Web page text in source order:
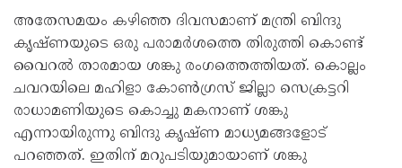
അതേസമയം കഴിഞ്ഞ ദിവസമാണ് മന്ത്രി ബിന്ദു
കൃഷ്ണയുടെ ഒരു പരാമര്‍ശത്തെ തിരുത്തി കൊണ്ട്
വൈറൽ താരമായ ശങ്കു രംഗത്തെത്തിയത്. കൊല്ലം
ചവറയിലെ മഹിളാ കോണ്‍ഗ്രസ് ജില്ലാ സെക്രട്ടറി
രാധാമണിയുടെ കൊച്ചു മകനാണ് ശങ്കു
എന്നായിരുന്നു ബിന്ദു കൃഷ്ണ മാധ്യമങ്ങളോട്
പറഞ്ഞത്. ഇതിന് മറുപടിയുമായാണ് ശങ്കു